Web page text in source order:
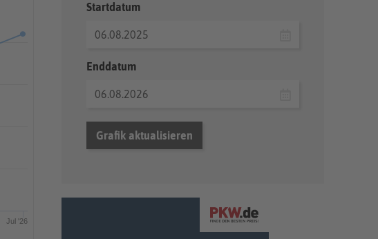
Jul '26
Startdatum
Enddatum
Grafik aktualisieren